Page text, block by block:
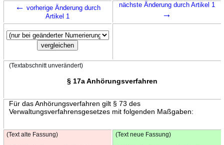
← vorherige Änderung durch
Artikel 1
nächste Änderung durch Artikel 1
→
(Textabschnitt unverändert)
§ 17a Anhörungsverfahren
Für das Anhörungsverfahren gilt § 73 des
Verwaltungsverfahrensgesetzes mit folgenden Maßgaben:
(Text alte Fassung) (Text neue Fassung)